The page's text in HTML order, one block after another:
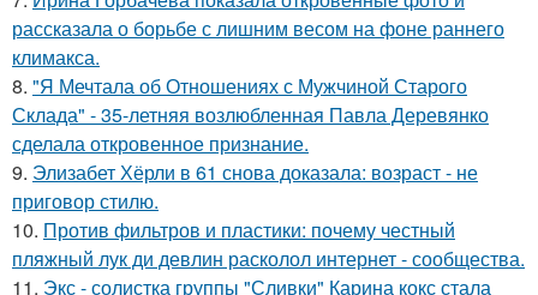
рассказала о борьбе с лишним весом на фоне раннего
климакса.
8. "Я Мечтала об Отношениях с Мужчиной Старого
Склада" - 35-летняя возлюбленная Павла Деревянко
сделала откровенное признание.
9. Элизабет Хёрли в 61 снова доказала: возраст - не
приговор стилю.
10. Против фильтров и пластики: почему честный
пляжный лук ди девлин расколол интернет - сообщества.
11. Экс - солистка группы "Сливки" Карина кокс стала